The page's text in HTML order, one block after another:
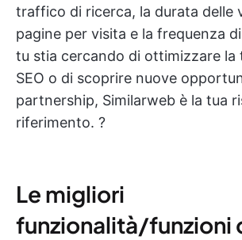
traffico di ricerca, la durata delle
pagine per visita e la frequenza
tu stia cercando di ottimizzare la
SEO o di scoprire nuove
partnership, Similarweb è la tua
riferimento. ?
Le migliori
funzionalità/funzioni